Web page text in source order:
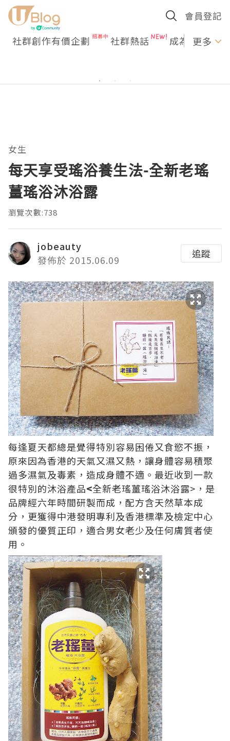
會員登記
社群創作有價企劃 社群熱話 成為U更多
女生
每天享受瑤浴養生法-全新老瑤
薑瑤浴沐浴露
瀏覽次數:738
jobeauty
發佈於 2015.06.09
追蹤
每逢夏天都總是覺得特別容易困倦又食慾不振，
原來因為香港的天氣又濕又熱，讓身體容易積聚
過多濕氣及毒素，造成身體不適。最近收到一款
很特別的沐浴產品<全新老瑤薑瑤浴沐浴露>，是
品牌經六年時間研製而成，配方含天然草本成
分，更獲得中港發明專利及香港標準及檢定中心
頒發的優質正印，適合男女老少及任何膚質者使
用。